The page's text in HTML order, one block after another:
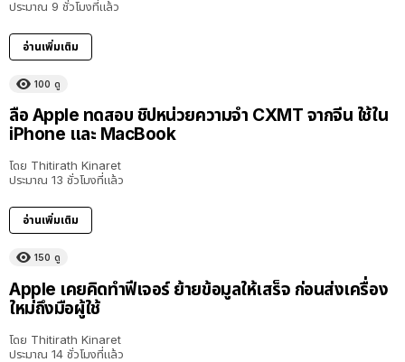
ประมาณ 9 ชั่วโมงที่แล้ว
อ่านเพิ่มเติม
100 ดู
ลือ Apple ทดสอบ ชิปหน่วยความจำ CXMT จากจีน ใช้ใน
iPhone และ MacBook
โดย Thitirath Kinaret
ประมาณ 13 ชั่วโมงที่แล้ว
อ่านเพิ่มเติม
150 ดู
Apple เคยคิดทำฟีเจอร์ ย้ายข้อมูลให้เสร็จ ก่อนส่งเครื่อง
ใหม่ถึงมือผู้ใช้
โดย Thitirath Kinaret
ประมาณ 14 ชั่วโมงที่แล้ว